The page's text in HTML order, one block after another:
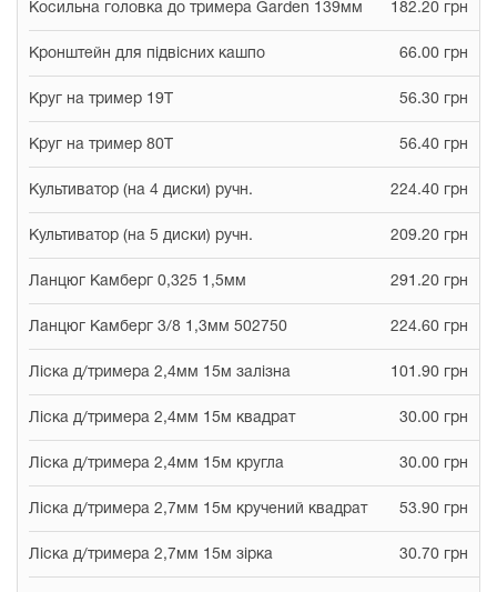
Косильна головка до тримера Garden 139мм 182.20 грн
Кронштейн для підвісних кашпо 66.00 грн
Круг на тример 19Т 56.30 грн
Круг на тример 80Т 56.40 грн
Культиватор (на 4 диски) ручн. 224.40 грн
Культиватор (на 5 диски) ручн. 209.20 грн
Ланцюг Камберг 0,325 1,5мм 291.20 грн
Ланцюг Камберг 3/8 1,3мм 502750 224.60 грн
Ліска д/тримера 2,4мм 15м залізна 101.90 грн
Ліска д/тримера 2,4мм 15м квадрат 30.00 грн
Ліска д/тримера 2,4мм 15м кругла 30.00 грн
Ліска д/тримера 2,7мм 15м кручений квадрат 53.90 грн
Ліска д/тримера 2,7мм 15м зірка 30.70 грн